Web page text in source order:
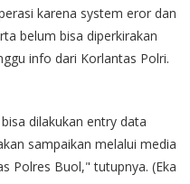
karena system eror dan
belum bisa diperkirakan
info dari Korlantas Polri.
dilakukan entry data
sampaikan melalui media
Polres Buol," tutupnya. (Eka